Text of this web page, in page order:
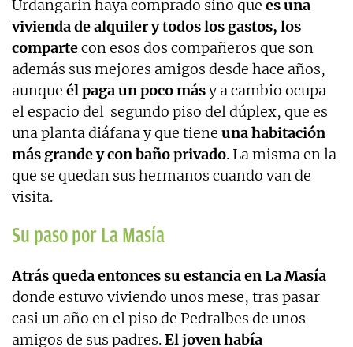
Urdangarin haya comprado sino que es una
vivienda de alquiler y todos los gastos, los
compartecon esos dos compañeros que son
además sus mejores amigos desde hace años,
aunque él paga un poco másy a cambio ocupa
el espacio del segundo piso del dúplex, que es
una planta diáfana y que tiene una habitación
más grande y con baño privado. La misma en la
que se quedan sus hermanos cuando van de
visita.
Su paso por La Masía
Atrás queda entonces su estancia en La Masía
donde estuvo viviendo unos mese, tras pasar
casi un año en el piso de Pedralbes de unos
amigos de sus padres.El joven había